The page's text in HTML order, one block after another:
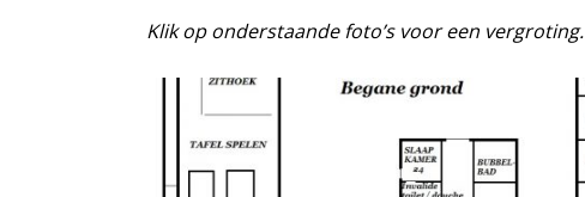
Klik op onderstaande foto’s voor een vergroting.